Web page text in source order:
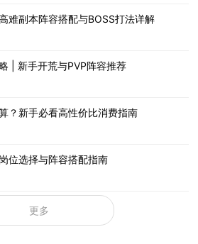
难副本阵容搭配与BOSS打法详解
| 新手开荒与PVP阵容推荐
？新手必看高性价比消费指南
位选择与阵容搭配指南
更多